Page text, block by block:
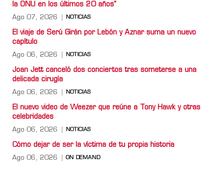
la ONU en los últimos 20 años”
Ago 07, 2026 NOTICIAS
El viaje de Serú Girán por Lebón y Aznar suma un nuevo
capítulo
Ago 06, 2026 NOTICIAS
Joan Jett canceló dos conciertos tras someterse a una
delicada cirugía
Ago 06, 2026 NOTICIAS
El nuevo video de Weezer que reúne a Tony Hawk y otras
celebridades
Ago 06, 2026 NOTICIAS
Cómo dejar de ser la víctima de tu propia historia
Ago 06, 2026 ON DEMAND